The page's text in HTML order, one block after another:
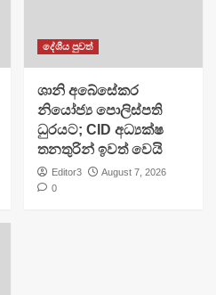
දේශීය පුවත්
ශානි අබේසේකර
නියෝජ්‍ය පොලිස්පති
ධුරයට; CID අධ්‍යක්ෂ
තනතුරින් ඉවත් වෙයි
Editor3
August 7, 2026
0